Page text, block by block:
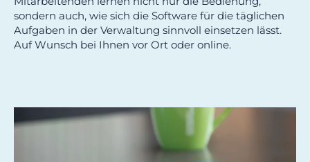
sondern auch, wie sich die Software für die täglichen
Aufgaben in der Verwaltung sinnvoll einsetzen lässt.
Auf Wunsch bei Ihnen vor Ort oder online.